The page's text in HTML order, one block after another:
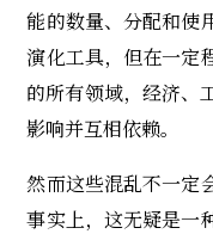
能的数量、分配和使
演化工具，但在一定
的所有领域，经济
影响并互相依赖。
然而这些混乱不一定
事实上，这无疑是一